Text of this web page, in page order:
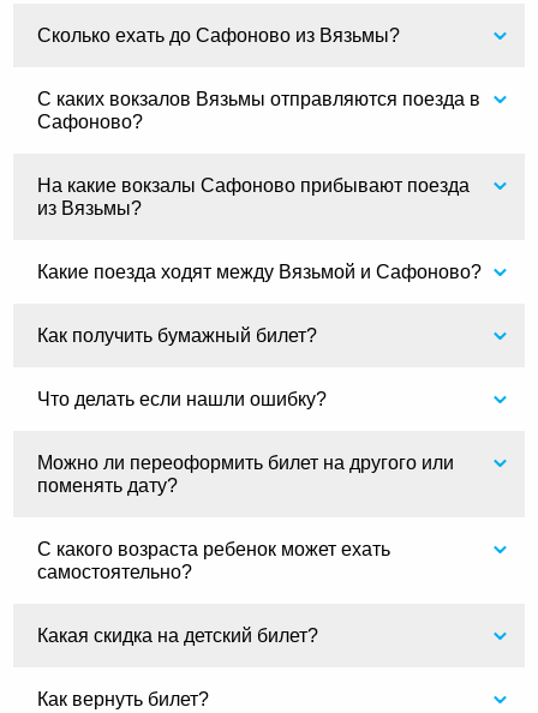
Сколько ехать до Сафоново из Вязьмы?
С каких вокзалов Вязьмы отправляются поезда в
Сафоново?
На какие вокзалы Сафоново прибывают поезда
из Вязьмы?
Какие поезда ходят между Вязьмой и Сафоново?
Как получить бумажный билет?
Что делать если нашли ошибку?
Можно ли переоформить билет на другого или
поменять дату?
С какого возраста ребенок может ехать
самостоятельно?
Какая скидка на детский билет?
Как вернуть билет?